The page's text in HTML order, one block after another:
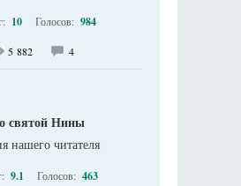
10 Голосов: 984
5 882 4
святой Нины
нашего читателя
9.1 Голосов: 463